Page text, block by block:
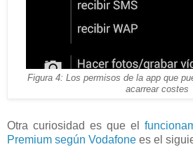
Figura 4: Los permisos de la app que
acarrear costes
Otra curiosidad es que el
Premium según Vodafone es el